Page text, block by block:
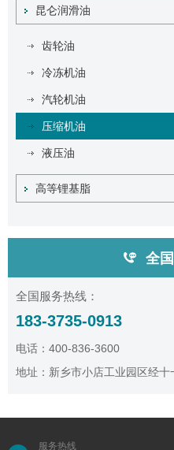
昆仑润滑油
齿轮油
冷冻机油
汽轮机油
压缩机油
液压油
高等锂基脂
全
全国服务热线：
183-3735-0913
电话：400-836-3600
地址：新乡市小店工业园区经十
服务热线